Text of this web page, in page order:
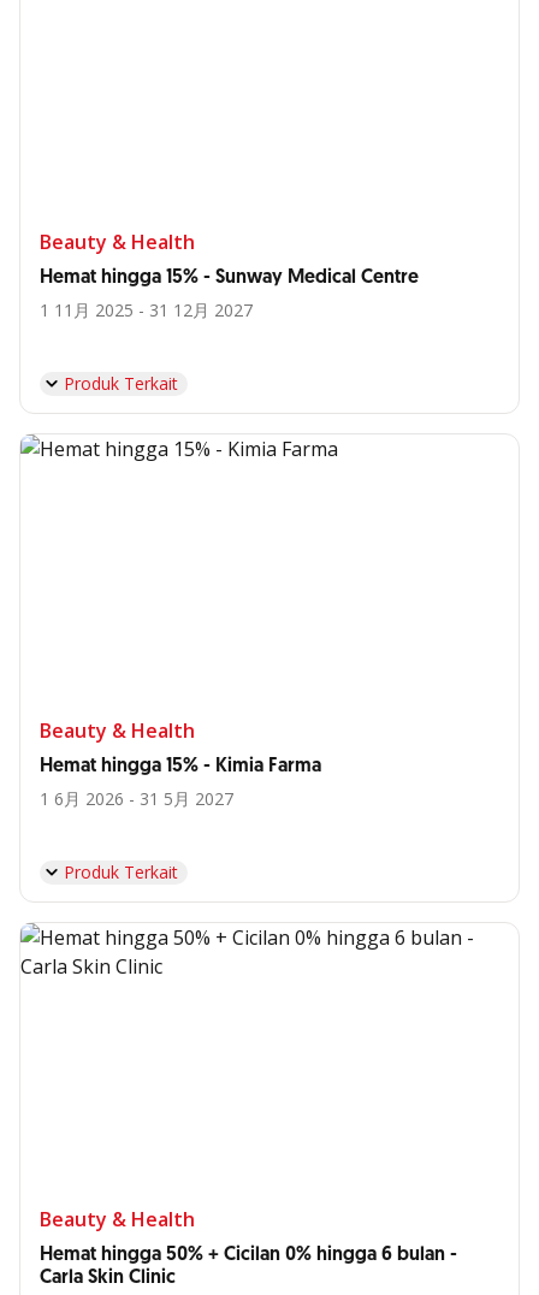
Beauty & Health
Hemat hingga 15% - Sunway Medical Centre
1 11月 2025 - 31 12月 2027
Produk Terkait
Beauty & Health
Hemat hingga 15% - Kimia Farma
1 6月 2026 - 31 5月 2027
Produk Terkait
Beauty & Health
Hemat hingga 50% + Cicilan 0% hingga 6 bulan -
Carla Skin Clinic